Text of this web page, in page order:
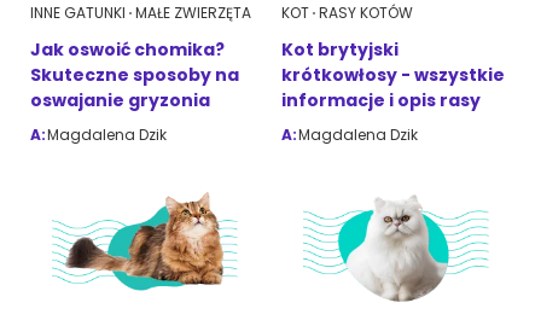
Szczeniak w domu
Akcesoria dla psa
Sznaucer miniaturowy
Golden retriever
Akcesoria dla kota
RASY KOTÓW
Kot brytyjski
Kot syberyjski
Kot perski
INNE GATUNKI MAŁE ZWIERZĘTA
Jak oswoić chomika?
Skuteczne sposoby na
oswajanie gryzonia
A:Magdalena Dzik
KOT RASY KOTÓW
Kot brytyjski
krótkowłosy - wszystkie
informacje i opis rasy
A:Magdalena Dzik